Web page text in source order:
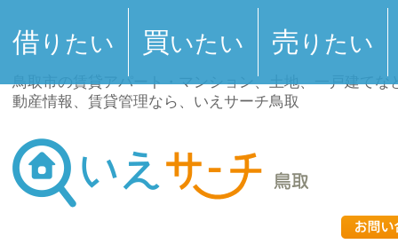
鳥取市の賃貸アパート・マンション、土地、一戸建てな
動産情報、賃貸管理なら、いえサーチ鳥取
借 りたい 買いたい 売 りたい